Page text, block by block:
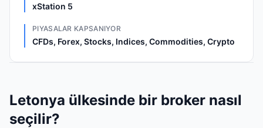
xStation 5
PIYASALAR KAPSANIYOR
CFDs, Forex, Stocks, Indices, Commodities, Crypto
Letonya ülkesinde bir broker nasıl
seçilir?